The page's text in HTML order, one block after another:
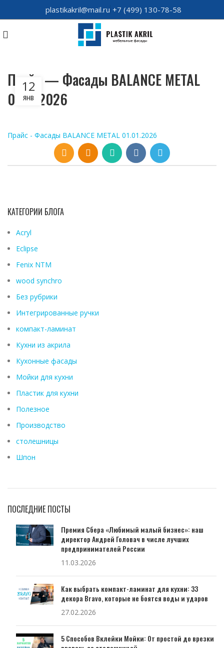
plastikakril@mail.ru +7 (499) 130-78-58
Прайс — Фасады BALANCE METAL
01.01.2026
12
ЯНВ
Прайс - Фасады BALANCE METAL 01.01.2026
КАТЕГОРИИ БЛОГА
Acryl
Eclipse
Fenix ​​NTM
wood synchro
Без рубрики
Интегрированные ручки
компакт-ламинат
Кухни из акрила
Кухонные фасады
Мойки для кухни
Пластик для кухни
Полезное
Производство
столешницы
Шпон
ПОСЛЕДНИЕ ПОСТЫ
Премия Сбера «Любимый малый бизнес»: наш
директор Андрей Головач в числе лучших
предпринимателей России
11.03.2026
Как выбрать компакт-ламинат для кухни: 33
декора Bravo, которые не боятся воды и ударов
27.02.2026
5 Способов Вклейки Мойки: От простой до врезки